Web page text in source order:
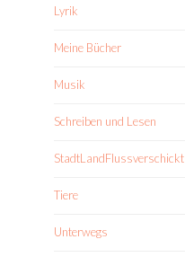
Lyrik
Meine Bücher
Musik
Schreiben und Lesen
StadtLandFlussverschickt
Tiere
Unterwegs